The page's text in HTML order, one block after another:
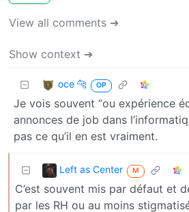
View all comments ➔
Show context ➔
oce 🐆 OP
Je vois souvent “ou expérience
annonces de job dans
pas ce qu’il en est vraiment.
Left as Center M
C’est souvent mis par défaut et
par les RH ou au moins